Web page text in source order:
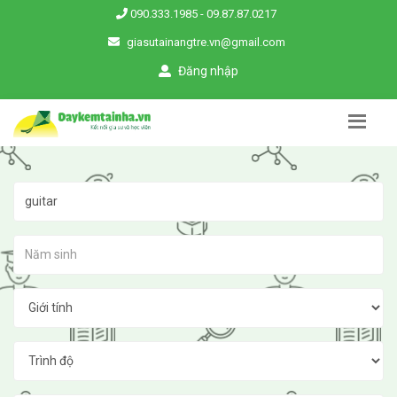
090.333.1985 - 09.87.87.0217
giasutainangtre.vn@gmail.com
Đăng nhập